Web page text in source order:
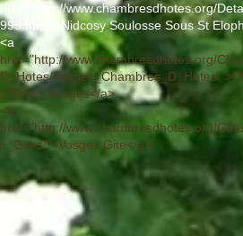
href="
http://www.chambresdhotes.org/
995.html
">Nidcosy Soulosse Sous St
<a
href="http://www.chambresdhotes.org/
D_Hotes/Vosges_Chambres_D_Hotes/
D'Hotes Vosges</a>.
<a
href="http://www.chambresdhotes.org/
s_Gites/">Vosges Gite</a>